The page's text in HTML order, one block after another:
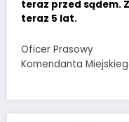
teraz przed sądem.
teraz 5 lat.
Oficer Prasowy
Komendanta